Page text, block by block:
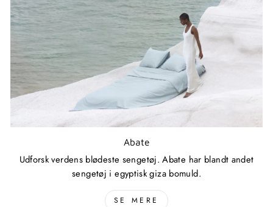
Abate
Udforsk verdens blødeste sengetøj. Abate har blandt andet
sengetøj i egyptisk giza bomuld.
SE MERE